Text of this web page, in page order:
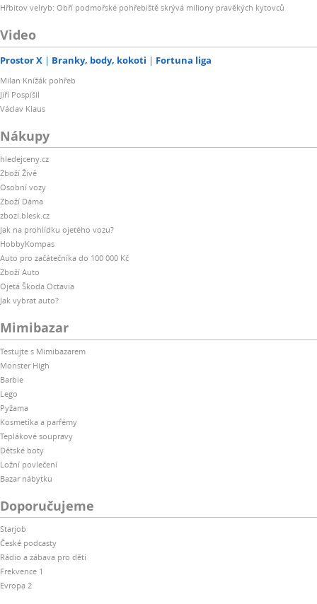
Hřbitov velryb: Obří podmořské pohřebiště skrývá miliony pravěkých kytovců
Video
Prostor X Branky, body, kokoti Fortuna liga
Milan Knížák pohřeb
Jiří Pospíšil
Václav Klaus
Nákupy
hledejceny.cz
Zboží Živě
Osobní vozy
Zboží Dáma
zbozi.blesk.cz
Jak na prohlídku ojetého vozu?
HobbyKompas
Auto pro začátečníka do 100 000 Kč
Zboží Auto
Ojetá Škoda Octavia
Jak vybrat auto?
Mimibazar
Testujte s Mimibazarem
Monster High
Barbie
Lego
Pyžama
Kosmetika a parfémy
Teplákové soupravy
Dětské boty
Ložní povlečení
Bazar nábytku
Doporučujeme
Starjob
České podcasty
Rádio a zábava pro děti
Frekvence 1
Evropa 2